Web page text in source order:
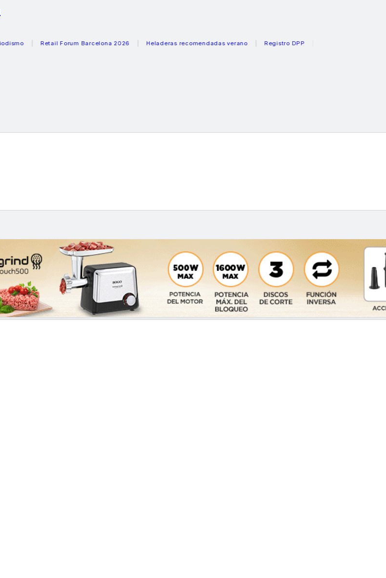
Retail Forum Barcelona 2026 Heladeras recomendadas verano Registro DPP